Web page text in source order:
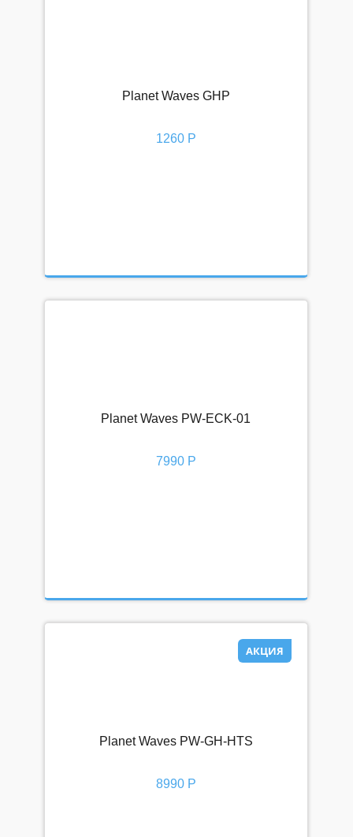
Planet Waves GHP
1260 Р
Planet Waves PW-ECK-01
7990 Р
АКЦИЯ
Planet Waves PW-GH-HTS
8990 Р